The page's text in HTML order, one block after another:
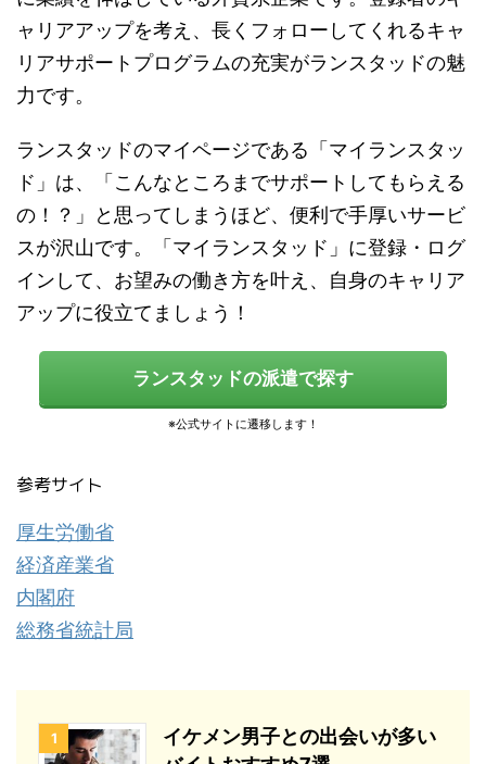
ャリアアップを考え、長くフォローしてくれるキャ
リアサポートプログラムの充実がランスタッドの魅
力です。
ランスタッドのマイページである「マイランスタッ
ド」は、「こんなところまでサポートしてもらえる
の！？」と思ってしまうほど、便利で手厚いサービ
スが沢山です。「マイランスタッド」に登録・ログ
インして、お望みの働き方を叶え、自身のキャリア
アップに役立てましょう！
ランスタッドの派遣で探す
参考サイト
厚生労働省
経済産業省
内閣府
総務省統計局
1
イケメン男子との出会いが多い